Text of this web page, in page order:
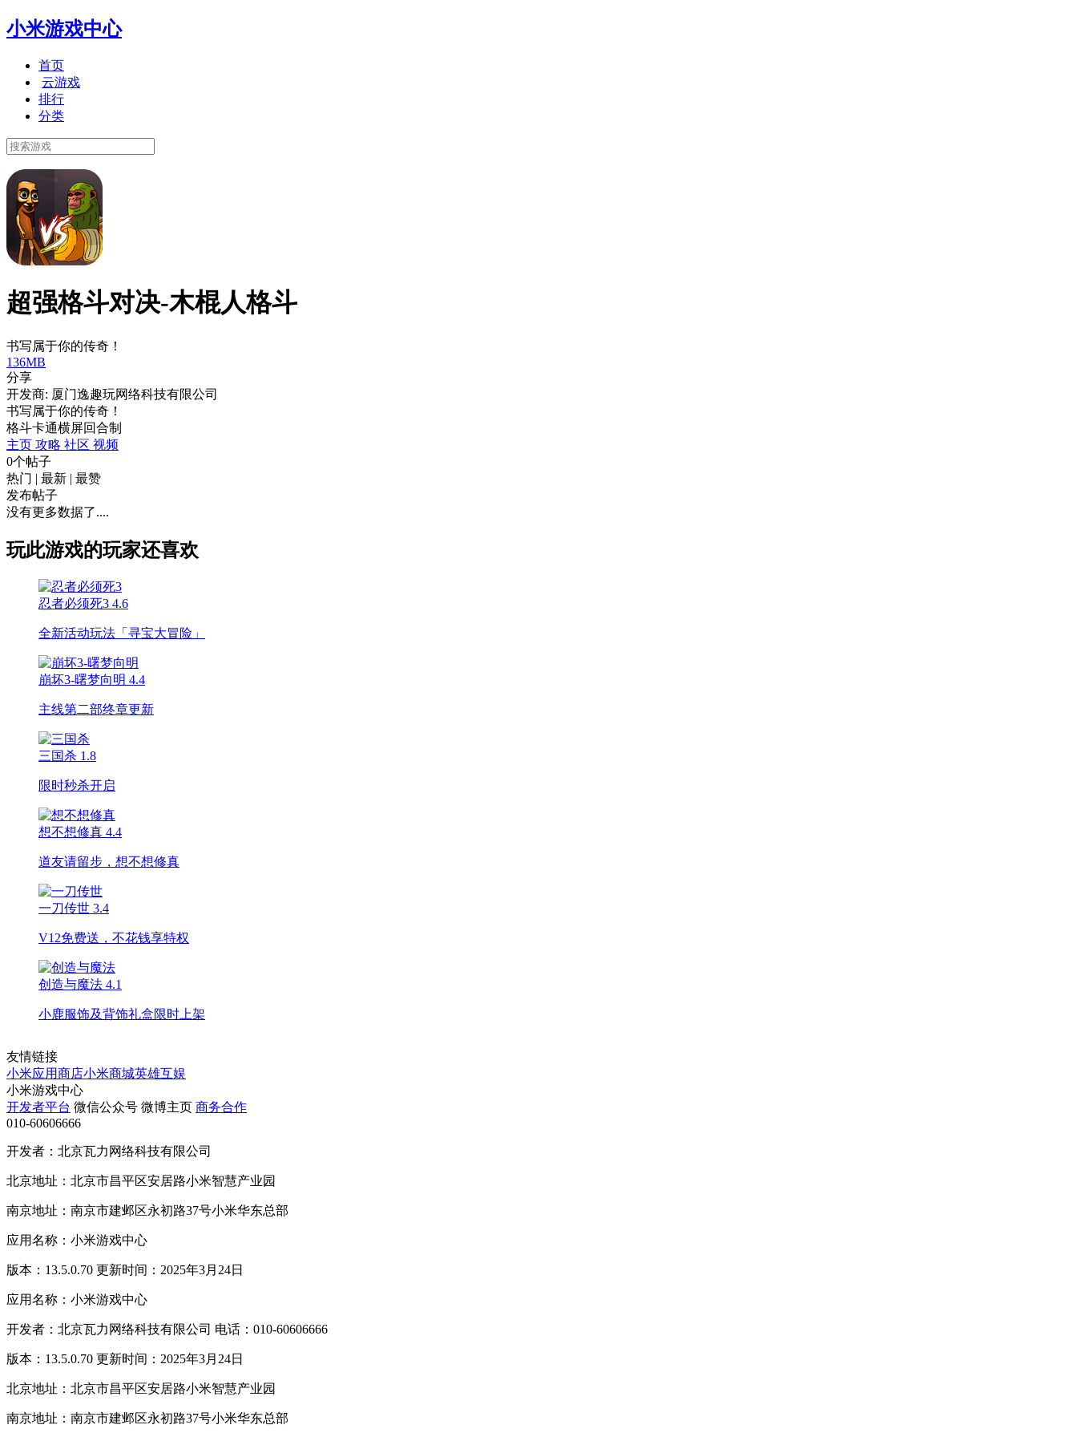
小米游戏中心
首页
云游戏
排行
分类
超强格斗对决-木棍人格斗
书写属于你的传奇！
136MB
分享
开发商: 厦门逸趣玩网络科技有限公司
书写属于你的传奇！
格斗卡通横屏回合制
主页 攻略 社区 视频
0个帖子
热门 | 最新 | 最赞
发布帖子
没有更多数据了....
玩此游戏的玩家还喜欢
忍者必须死3 4.6
全新活动玩法「寻宝大冒险」
崩坏3-曙梦向明 4.4
主线第二部终章更新
三国杀 1.8
限时秒杀开启
想不想修真 4.4
道友请留步，想不想修真
一刀传世 3.4
V12免费送，不花钱享特权
创造与魔法 4.1
小鹿服饰及背饰礼盒限时上架
友情链接
小米应用商店小米商城英雄互娱
小米游戏中心
开发者平台 微信公众号 微博主页 商务合作
010-60606666
开发者：北京瓦力网络科技有限公司
北京地址：北京市昌平区安居路小米智慧产业园
南京地址：南京市建邺区永初路37号小米华东总部
应用名称：小米游戏中心
版本：13.5.0.70 更新时间：2025年3月24日
应用名称：小米游戏中心
开发者：北京瓦力网络科技有限公司 电话：010-60606666
版本：13.5.0.70 更新时间：2025年3月24日
北京地址：北京市昌平区安居路小米智慧产业园
南京地址：南京市建邺区永初路37号小米华东总部